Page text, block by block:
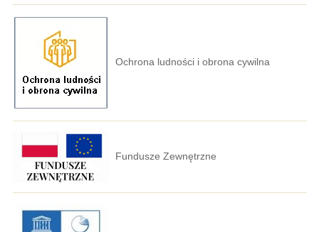
Ochrona ludności i obrona cywilna
Fundusze Zewnętrzne